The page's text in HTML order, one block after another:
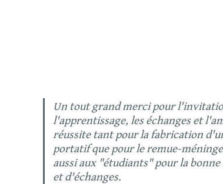
Un tout grand merci pour
l'apprentissage, les échanges et
réussite tant pour la fabrication
portatif que pour le remue-
aussi aux "étudiants" pour la
et d'échanges.